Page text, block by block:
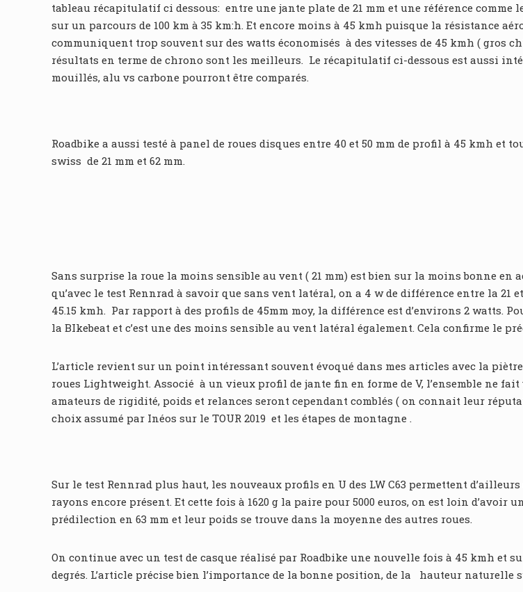
tableau récapitulatif ci dessous: entre une jante plate de 21 mm et une référence comme
sur un parcours de 100 km à 35 km:h. Et encore moins à 45 kmh puisque la résistance
communiquent trop souvent sur des watts économisés à des vitesses de 45 kmh ( gros
résultats en terme de chrono sont les meilleurs. Le récapitulatif ci-dessous est aussi
mouillés, alu vs carbone pourront être comparés.
Roadbike a aussi testé à panel de roues disques entre 40 et 50 mm de profil à 45 kmh et
swiss de 21 mm et 62 mm.
Sans surprise la roue la moins sensible au vent ( 21 mm) est bien sur la moins bonne
qu’avec le test Rennrad à savoir que sans vent latéral, on a 4 w de différence entre la 21
45.15 kmh. Par rapport à des profils de 45mm moy, la différence est d’environs 2 watts.
la BIkebeat et c’est une des moins sensible au vent latéral également. Cela confirme le
L’article revient sur un point intéressant souvent évoqué dans mes articles avec la
roues Lightweight. Associé à un vieux profil de jante fin en forme de V, l’ensemble ne
amateurs de rigidité, poids et relances seront cependant comblés ( on connait leur
choix assumé par Inéos sur le TOUR 2019 et les étapes de montagne .
Sur le test Rennrad plus haut, les nouveaux profils en U des LW C63 permettent
rayons encore présent. Et cette fois à 1620 g la paire pour 5000 euros, on est loin d’avoir
prédilection en 63 mm et leur poids se trouve dans la moyenne des autres roues.
On continue avec un test de casque réalisé par Roadbike une nouvelle fois à 45 kmh et
degrés. L’article précise bien l’importance de la bonne position, de la hauteur naturelle